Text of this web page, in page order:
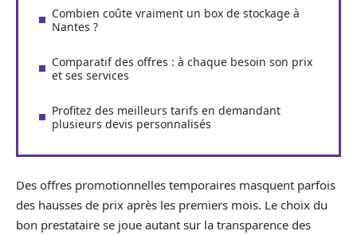
Combien coûte vraiment un box de stockage à
Nantes ?
Comparatif des offres : à chaque besoin son prix
et ses services
Profitez des meilleurs tarifs en demandant
plusieurs devis personnalisés
Des offres promotionnelles temporaires masquent parfois
des hausses de prix après les premiers mois. Le choix du
bon prestataire se joue autant sur la transparence des